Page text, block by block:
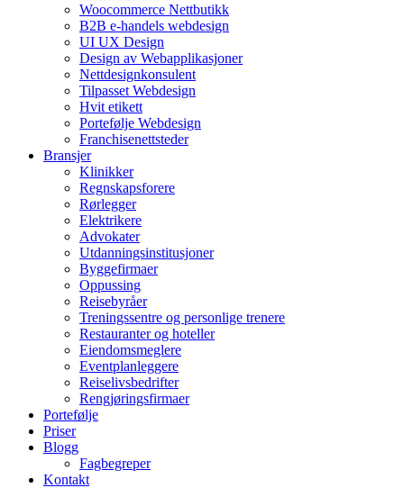
Woocommerce Nettbutikk
B2B e-handels webdesign
UI UX Design
Design av Webapplikasjoner
Nettdesignkonsulent
Tilpasset Webdesign
Hvit etikett
Portefølje Webdesign
Franchisenettsteder
Bransjer
Klinikker
Regnskapsforere
Rørlegger
Elektrikere
Advokater
Utdanningsinstitusjoner
Byggefirmaer
Oppussing
Reisebyråer
Treningssentre og personlige trenere
Restauranter og hoteller
Eiendomsmeglere
Eventplanleggere
Reiselivsbedrifter
Rengjøringsfirmaer
Portefølje
Priser
Blogg
Fagbegreper
Kontakt